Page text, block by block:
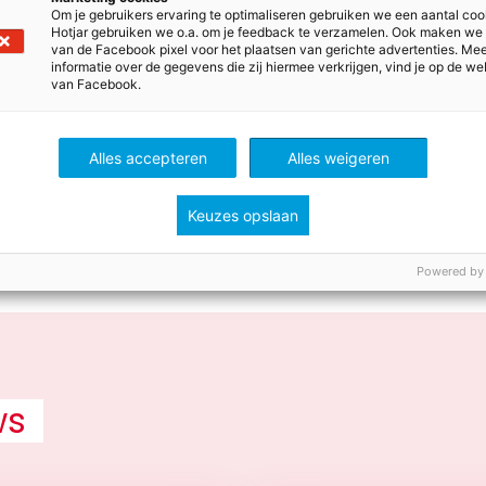
er mag in elke zak niet meer dan bijvoorbeeld 3
gewicht van de pakjes eerlijk over alle zakken. Ook
aan, want dat klimmen met zo’n zak is
Welke oplossingen kunnen de kinderen verzinnen
(Verwijs eventueel naar lessen uit de methode
van een katrol wordt uitgelegd. Of bezoek een oud
Om je gebruikers ervaring te optimaliseren gebruiken we een aantal
Hotjar gebruiken we o.a. om je feedback te verzamelen. Ook maken we
van de Facebook pixel voor het plaatsen van gerichte advertenties.
informatie over de gegevens die zij hiermee verkrijgen, vind je op de
van Facebook.
Alles accepteren Alles weigeren
Keuzes opslaan
Powered by